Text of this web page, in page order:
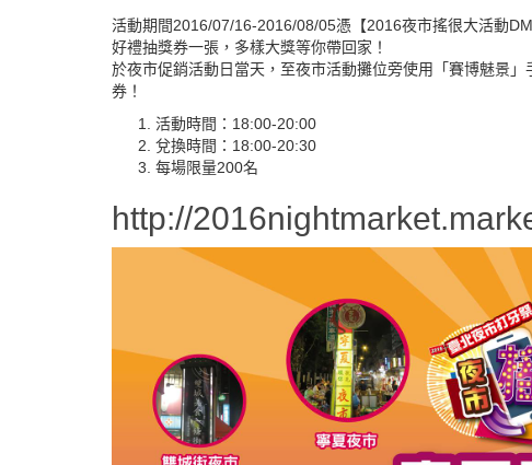
活動期間2016/07/16-2016/08/05憑【2016夜市搖很大活動
好禮抽獎券一張，多樣大獎等你帶回家！
於夜市促銷活動日當天，至夜市活動攤位旁使用「賽博魅景
券！
活動時間：18:00-20:00
兌換時間：18:00-20:30
每場限量200名
http://